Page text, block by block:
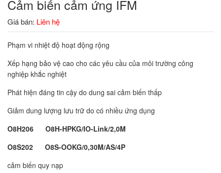
Cảm biến cảm ứng IFM
Giá bán: Liên hệ
Phạm vi nhiệt độ hoạt động rộng
Xếp hạng bảo vệ cao cho các yêu cầu của môi trường công
nghiệp khắc nghiệt
Phát hiện đáng tin cậy do dung sai cảm biến thấp
Giảm dung lượng lưu trữ do có nhiều ứng dụng
O8H206 O8H-HPKG/IO-Link/2,0M
O8S202 O8S-OOKG/0,30M/AS/4P
cảm biến quy nạp